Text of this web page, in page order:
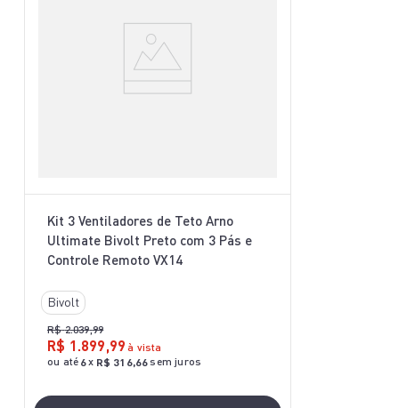
Kit 3 Ventiladores de Teto Arno
Ultimate Bivolt Preto com 3 Pás e
Controle Remoto VX14
Bivolt
R$ 2.039,99
R$ 1 .899,99 à vista
ou até 6x R$ 316,66sem juros